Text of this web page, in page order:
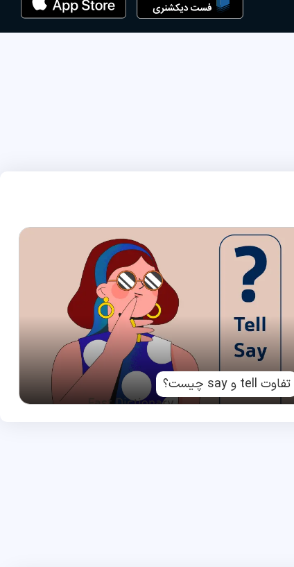
تفاوت tell و say چیست؟